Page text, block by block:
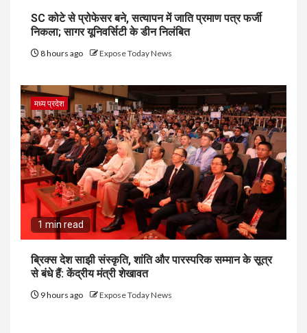
SC कोटे से प्रोफेसर बने, सत्यापन में जाति प्रमाण पत्र फर्जी
निकला; सागर यूनिवर्सिटी के डीन निलंबित
8 hours ago Expose Today News
मध्य प्रदेश
1 min read
ब्रिक्स देश साझी संस्कृति, शांति और पारस्परिक सम्मान के सूत्र
से बंधे हैं: केंद्रीय मंत्री शेखावत
9 hours ago Expose Today News